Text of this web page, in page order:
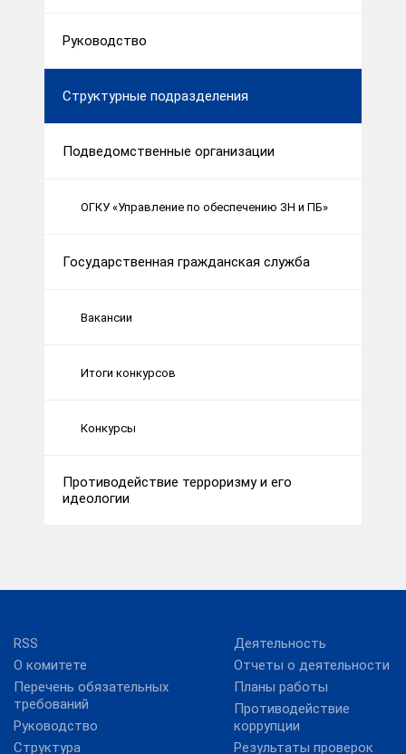
Руководство
Структурные подразделения
Подведомственные организации
ОГКУ «Управление по обеспечению ЗН и ПБ»
Государственная гражданская служба
Вакансии
Итоги конкурсов
Конкурсы
Противодействие терроризму и его
идеологии
RSS
О комитете
Перечень обязательных
требований
Руководство
Структура
Деятельность
Отчеты о деятельности
Планы работы
Противодействие
коррупции
Результаты проверок